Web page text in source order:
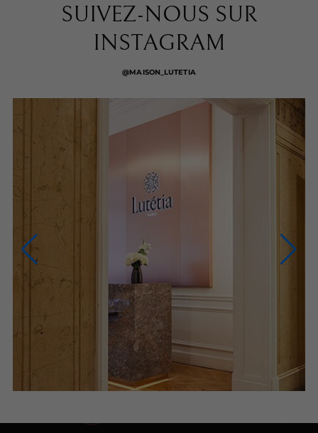
SUIVEZ-NOUS SUR
INSTAGRAM
@MAISON_LUTETIA
NOUS CONTACTER
NOUS APPELER
du lundi au samedi (9h-20h)
NOUS ÉCRIRE
Via le formulaire de contact